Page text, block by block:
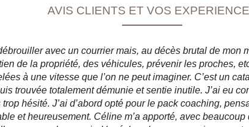
AVIS CLIENTS ET VOS
avec un courrier mais, au décès brutal de mon
de la propriété, des véhicules, prévenir les proches,
à une vitesse que l’on ne peut imaginer. C’est un
trouvée totalement démunie et sentie inutile. J’ai eu
hésité. J’ai d’abord opté pour le pack coaching,
et heureusement. Céline m’a apporté, avec